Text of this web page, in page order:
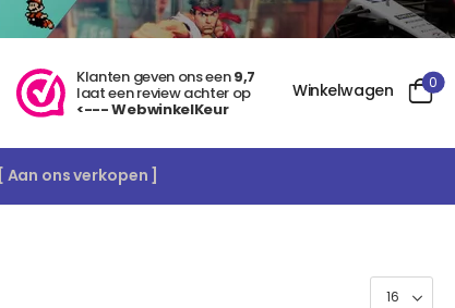
Klanten geven ons een9,7
laat een review achter op
<--- WebwinkelKeur
Winkelwagen 0
[ Aan ons verkopen ]